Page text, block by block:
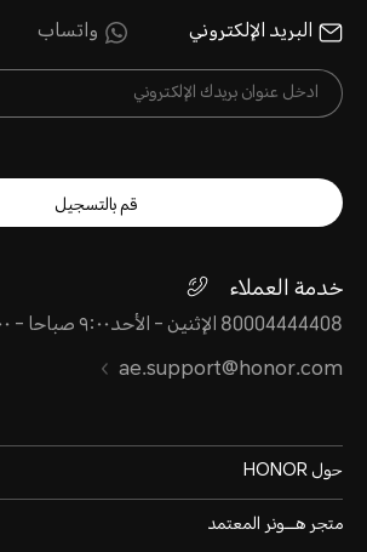
البريد الإلكتروني واتساب
قم بالتسجيل
خدمة العملاء
80004444408 الإثنين - الأحد٩:٠٠ صباحا - ٩:٠٠ مساءً
ae.support@honor.com
حول HONOR
متجر هـــونر المعتمد